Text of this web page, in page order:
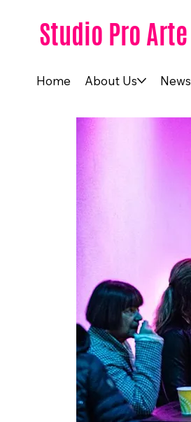
Studio Pro Arte
Home About Us News